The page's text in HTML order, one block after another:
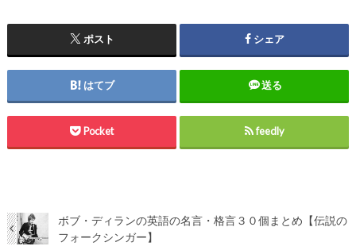
ポスト シェア
はてブ 送る
Pocket feedly
ボブ・ディランの英語の名言・格言３０個まとめ【伝説の
フォークシンガー】